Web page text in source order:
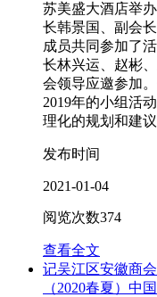
苏美盛大酒店举
长韩景国、副会
成员共同参加了
长林兴运、赵彬
会领导应邀参加
2019年的小组活
理化的规划和建
发布时间
2021-01-04
阅览次数374
查看全文
记吴江区安徽商
（2020春夏）中